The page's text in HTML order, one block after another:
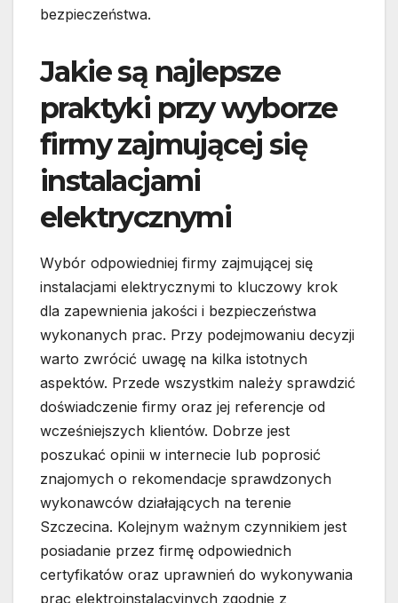
bezpieczeństwa.
Jakie są najlepsze
praktyki przy wyborze
firmy zajmującej się
instalacjami
elektrycznymi
Wybór odpowiedniej firmy zajmującej się
instalacjami elektrycznymi to kluczowy krok
dla zapewnienia jakości i bezpieczeństwa
wykonanych prac. Przy podejmowaniu decyzji
warto zwrócić uwagę na kilka istotnych
aspektów. Przede wszystkim należy sprawdzić
doświadczenie firmy oraz jej referencje od
wcześniejszych klientów. Dobrze jest
poszukać opinii w internecie lub poprosić
znajomych o rekomendacje sprawdzonych
wykonawców działających na terenie
Szczecina. Kolejnym ważnym czynnikiem jest
posiadanie przez firmę odpowiednich
certyfikatów oraz uprawnień do wykonywania
prac elektroinstalacyjnych zgodnie z